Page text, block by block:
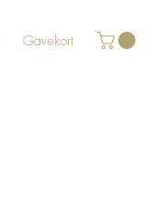
Gavekort